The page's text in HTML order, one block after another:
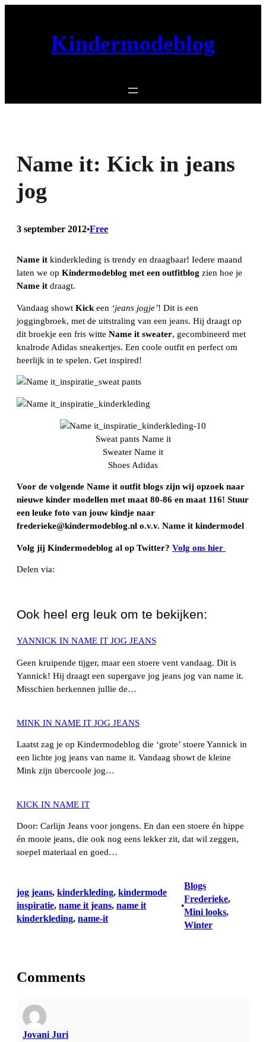
Kindermodeblog
Name it: Kick in jeans
jog
3 september 2012•Free
Name it kinderkleding is trendy en draagbaar! Iedere maand
laten we op Kindermodeblog met een outfitblog zien hoe je
Name it draagt.
Vandaag showt Kick een ‘jeans jogje’! Dit is een
joggingbroek, met de uitstraling van een jeans. Hij draagt op
dit broekje een fris witte Name it sweater, gecombineerd met
knalrode Adidas sneakertjes. Een coole outfit en perfect om
heerlijk in te spelen. Get inspired!
Sweat pants Name it
Sweater Name it
Shoes Adidas
Voor de volgende Name it outfit blogs zijn wij opzoek naar
nieuwe kinder modellen met maat 80-86 en maat 116! Stuur
een leuke foto van jouw kindje naar
frederieke@kindermodeblog.nl o.v.v. Name it kindermodel
Volg jij Kindermodeblog al op Twitter? Volg ons hier
Delen via:
Ook heel erg leuk om te bekijken:
YANNICK IN NAME IT JOG JEANS
Geen kruipende tijger, maar een stoere vent vandaag. Dit is
Yannick! Hij draagt een supergave jog jeans jog van name it.
Misschien herkennen jullie de…
MINK IN NAME IT JOG JEANS
Laatst zag je op Kindermodeblog die ‘grote’ stoere Yannick in
een lichte jog jeans van name it. Vandaag showt de kleine
Mink zijn übercoole jog…
KICK IN NAME IT
Door: Carlijn Jeans voor jongens. En dan een stoere én hippe
én mooie jeans, die ook nog eens lekker zit, dat wil zeggen,
soepel materiaal en goed…
jog jeans, kinderkleding, kindermode
inspiratie, name it jeans, name it
kinderkleding, name-it
•
Blogs
Frederieke
Mini looks
Winter
Comments
Jovani Juri